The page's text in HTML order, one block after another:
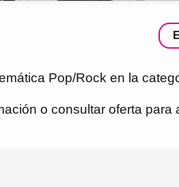
Pop/Rock en la
o consultar oferta